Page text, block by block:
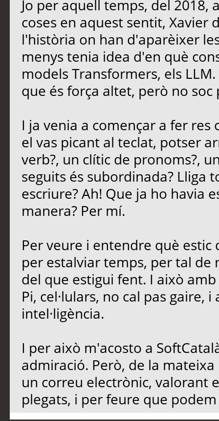
Jo per aquell temps, del 2018,
coses en aquest sentit, Xavier
l'història on han d'aparèixer
menys tenia idea d'en què
models Transformers, els
que és força altet, però no soc
I ja venia a començar a fer
el vas picant al teclat, potser
verb?, un clític de pronoms?,
seguits és subordinada? Lliga
escriure? Ah! Que ja ho havia
manera? Per mí.
Per veure i entendre què
per estalviar temps, per tal
del que estigui fent. I això
Pi, cel·lulars, no cal pas gaire,
intel·ligència.
I per això m'acosto a
admiració. Però, de la
un correu electrònic, valorant
plegats, i per feure que